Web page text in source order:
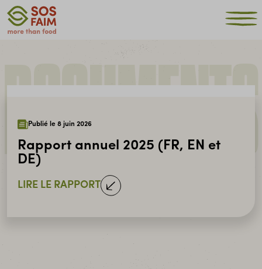
DOCUMENTS
Publié le 8 juin 2026
Rapport annuel 2025 (FR, EN et
DE)
LIRE LE RAPPORT